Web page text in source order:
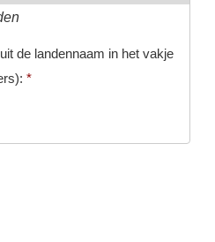
de landennaam in het vakje
*